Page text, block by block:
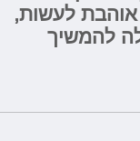
לעשות,
להמשיך